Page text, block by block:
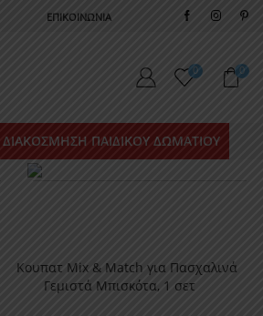
ΕΠΙΚΟΙΝΩΝΙΑ
0 0
ΔΙΑΚΌΣΜΗΣΗ ΠΑΙΔΙΚΟΎ ΔΩΜΑΤΊΟΥ